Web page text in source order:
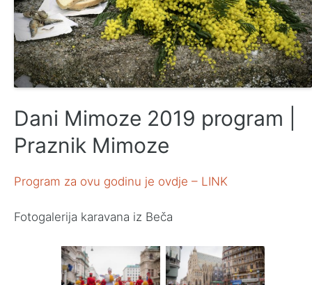
Dani Mimoze 2019 program |
Praznik Mimoze
Program za ovu godinu je ovdje – LINK
Fotogalerija karavana iz Beča